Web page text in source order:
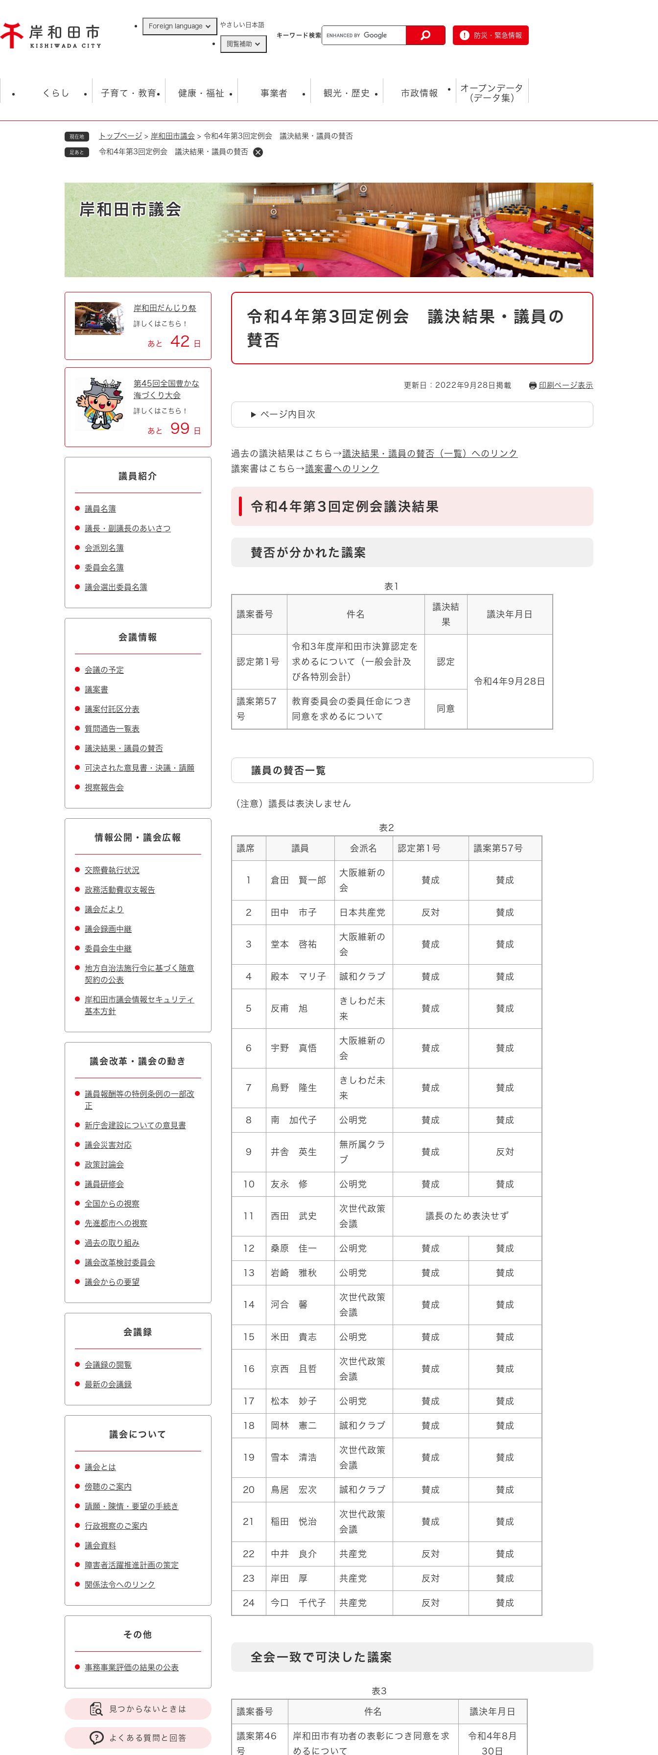
ジ
の
Foreign language やさしい日本語
閲覧補助
キーワード検索 防災・緊急情報
くらし
住民票・戸籍
ごみ・衛生・動物 救急・消防
防災・防犯 上水道・下水道
自然・環境・公園 住宅
引っ越し おくやみ
男女共同参画
地域コミュニティ・ボラン
道路・河川・交通 まちづくり
国際交流
子育て・教育
学校 子育て
健康・福祉
福祉・健康・生活 生涯学習・スポーツ
事業者
入札・契約情報
環境 福祉・介護
とじる
観光・歴史
観光 観光スポット
とじる
市政情報
市の概要 総合計画
市政 職員採用情報
市役所・施設の案内
オープンデータ
（データ集）
オープンデータ
現在地 トップページ > 岸和田市議会 > 令和4年第3回定例会 議決結果・議員の賛否
足あと 令和4年第3回定例会 議決結果・議員の賛否
岸和田市議会
本
令和4年第3回定例会 議決結果・議員の
賛否
更新日：2022年9月28日掲載 印刷ページ表示
ページ内目次
過去の議決結果はこちら→議決結果・議員の賛否（一覧）へのリンク
議案書はこちら→議案書へのリンク
令和4年第3回定例会議決結果
賛否が分かれた議案
表1
議案番号 件名
議決結
果
議決年月日
認定第1号
令和3年度岸和田市決算認定を
求めるについて（一般会計及
び各特別会計）
認定
令和4年9月28日
議案第57
号
教育委員会の委員任命につき
同意を求めるについて
同意
議員の賛否一覧
（注意）議長は表決しません
表2
議席 議員 会派名 認定第1号 議案第57号
1 倉田 賢一郎
大阪維新の
会
賛成 賛成
2 田中 市子 日本共産党 反対 賛成
3 堂本 啓祐
大阪維新の
会
賛成 賛成
4 殿本 マリ子 誠和クラブ 賛成 賛成
5 反甫 旭
きしわだ未
来
賛成 賛成
6 宇野 真悟
大阪維新の
会
賛成 賛成
7 烏野 隆生
きしわだ未
来
賛成 賛成
8 南 加代子 公明党 賛成 賛成
9 井舎 英生
無所属クラ
ブ
賛成 反対
10 友永 修 公明党 賛成 賛成
11 西田 武史
次世代政策
会議
議長のため表決せず
12 桑原 佳一 公明党 賛成 賛成
13 岩崎 雅秋 公明党 賛成 賛成
14 河合 馨
次世代政策
会議
賛成 賛成
15 米田 貴志 公明党 賛成 賛成
16 京西 且哲
次世代政策
会議
賛成 賛成
17 松本 妙子 公明党 賛成 賛成
18 岡林 憲二 誠和クラブ 賛成 賛成
19 雪本 清浩
次世代政策
会議
賛成 賛成
20 鳥居 宏次 誠和クラブ 賛成 賛成
21 稲田 悦治
次世代政策
会議
賛成 賛成
22 中井 良介 共産党 反対 賛成
23 岸田 厚 共産党 反対 賛成
24 今口 千代子 共産党 反対 賛成
全会一致で可決した議案
表3
議案番号 件名 議決年月日
議案第46
号
岸和田市有功者の表彰につき同意を求
めるについて
令和4年8月
30日
岸和田だんじり祭
詳しくはこちら！
あと 42 日
第45回全国豊かな
海づくり大会
詳しくはこちら！
あと 99 日
議員紹介
議員名簿
議長・副議長のあいさつ
会派別名簿
委員会名簿
議会選出委員名簿
会議情報
会議の予定
議案書
議案付託区分表
質問通告一覧表
議決結果・議員の賛否
可決された意見書・決議・請願
視察報告会
情報公開・議会広報
交際費執行状況
政務活動費収支報告
議会だより
議会録画中継
委員会生中継
地方自治法施行令に基づく随意
契約の公表
岸和田市議会情報セキュリティ
基本方針
議会改革・議会の動き
議員報酬等の特例条例の一部改
正
新庁舎建設についての意見書
議会災害対応
政策討論会
議員研修会
全国からの視察
先進都市への視察
過去の取り組み
議会改革検討委員会
議会からの要望
会議録
会議録の閲覧
最新の会議録
議会について
議会とは
傍聴のご案内
請願・陳情・要望の手続き
行政視察のご案内
議会資料
障害者活躍推進計画の策定
関係法令へのリンク
その他
事務事業評価の結果の公表
見つからないときは
よくある質問と回答